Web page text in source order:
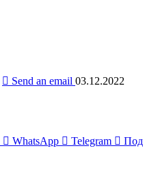
Send an email 03.12.2022
WhatsApp Telegram